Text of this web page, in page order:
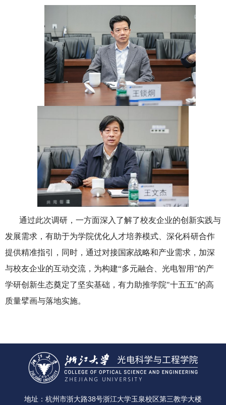
通过此次调研，一方面深入了解了校友企业的创新实践与
发展需求，有助于为学院优化人才培养模式、深化科研合作
提供精准指引，同时，通过对接国家战略和产业需求，加深
与校友企业的互动交流，为构建“多元融合、光电智用”的产
学研创新生态奠定了坚实基础，有力助推学院"十五五"的高
质量擘画与落地实施。
地址：杭州市浙大路38号浙江大学玉泉校区第三教学大楼